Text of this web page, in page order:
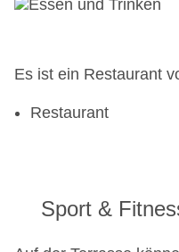
Es ist ein Restaurant
Restaurant
Sport &